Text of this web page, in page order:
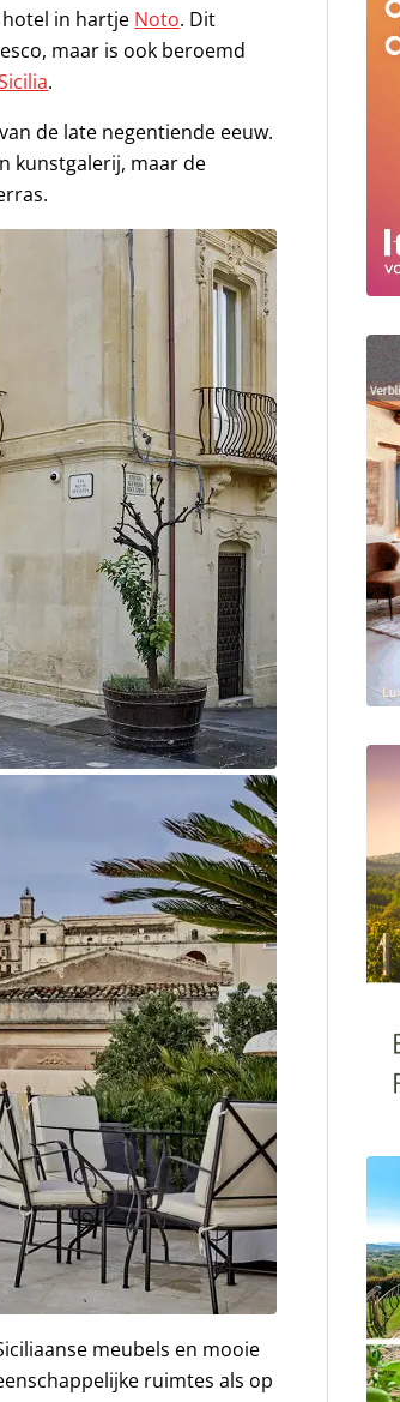
in hartje Noto. Dit
maar is ook beroemd
.
de late negentiende eeuw.
kunstgalerij, maar de
meubels en mooie
ruimtes als op